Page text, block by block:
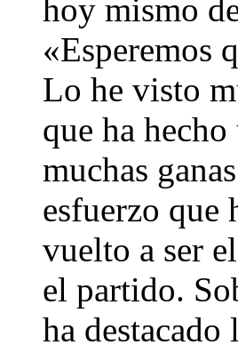
hoy mismo
«Esperemos
Lo he visto
que ha
muchas
esfuerzo que
vuelto a ser
el partido.
ha